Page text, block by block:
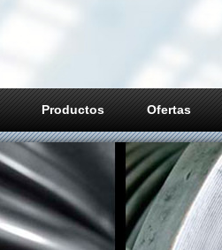
Productos Ofertas